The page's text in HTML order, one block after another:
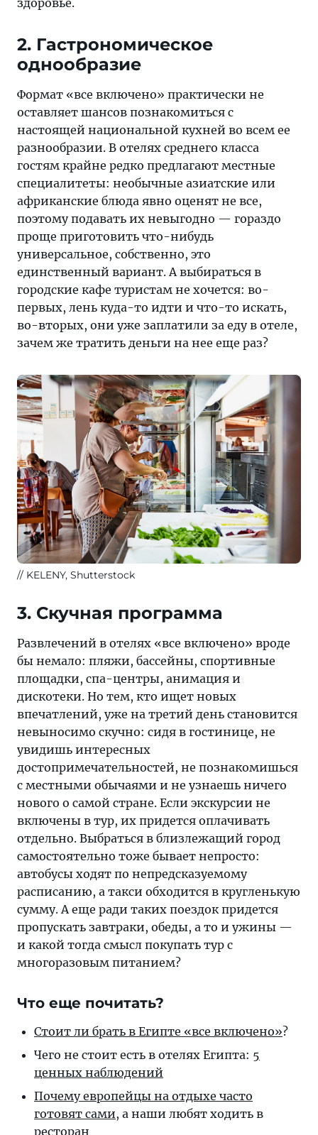
здоровье.
2. Гастрономическое
однообразие
Формат «все включено» практически не
оставляет шансов познакомиться с
настоящей национальной кухней во всем ее
разнообразии. В отелях среднего класса
гостям крайне редко предлагают местные
специалитеты: необычные азиатские или
африканские блюда явно оценят не все,
поэтому подавать их невыгодно — гораздо
проще приготовить что-нибудь
универсальное, собственно, это
единственный вариант. А выбираться в
городские кафе туристам не хочется: во-
первых, лень куда-то идти и что-то искать,
во-вторых, они уже заплатили за еду в отеле,
зачем же тратить деньги на нее еще раз?
KELENY, Shutterstock
3. Скучная программа
Развлечений в отелях «все включено» вроде
бы немало: пляжи, бассейны, спортивные
площадки, спа-центры, анимация и
дискотеки. Но тем, кто ищет новых
впечатлений, уже на третий день становится
невыносимо скучно: сидя в гостинице, не
увидишь интересных
достопримечательностей, не познакомишься
с местными обычаями и не узнаешь ничего
нового о самой стране. Если экскурсии не
включены в тур, их придется оплачивать
отдельно. Выбраться в близлежащий город
самостоятельно тоже бывает непросто:
автобусы ходят по непредсказуемому
расписанию, а такси обходится в кругленькую
сумму. А еще ради таких поездок придется
пропускать завтраки, обеды, а то и ужины —
и какой тогда смысл покупать тур с
многоразовым питанием?
Что еще почитать?
Стоит ли брать в Египте «все включено»?
Чего не стоит есть в отелях Египта: 5
ценных наблюдений
Почему европейцы на отдыхе часто
готовят сами, а наши любят ходить в
ресторан